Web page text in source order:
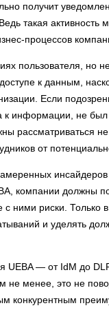
получит
такая активность
процессов
пользователя, но
к данным,
Если
к информации, не
рассматриваться
от
компании должны
ними риски. Только
и уделять
UEBA — от IdM до
менее, это не
конкурентным